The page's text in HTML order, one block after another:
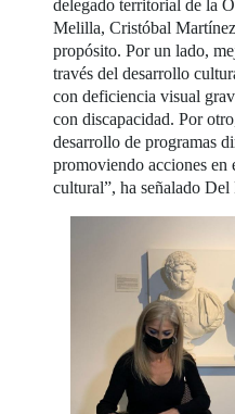
delegado territorial de la
Melilla, Cristóbal
propósito. Por un lado,
través del desarrollo
con deficiencia visual
con discapacidad. Por
desarrollo de programas
promoviendo acciones en
cultural”, ha señalado Del